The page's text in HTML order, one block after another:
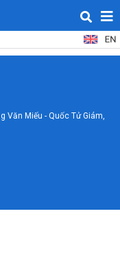
Văn Miếu - Quốc Tử Giám,